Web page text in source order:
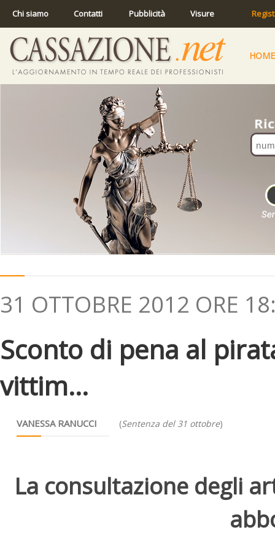
Chi siamo Contatti Pubblicità Visure
HOME
31 OTTOBRE 2012 ORE
Sconto di pena al
vittim...
VANESSA RANUCCI (Sentenza del 31 ottobre)
La consultazione degli